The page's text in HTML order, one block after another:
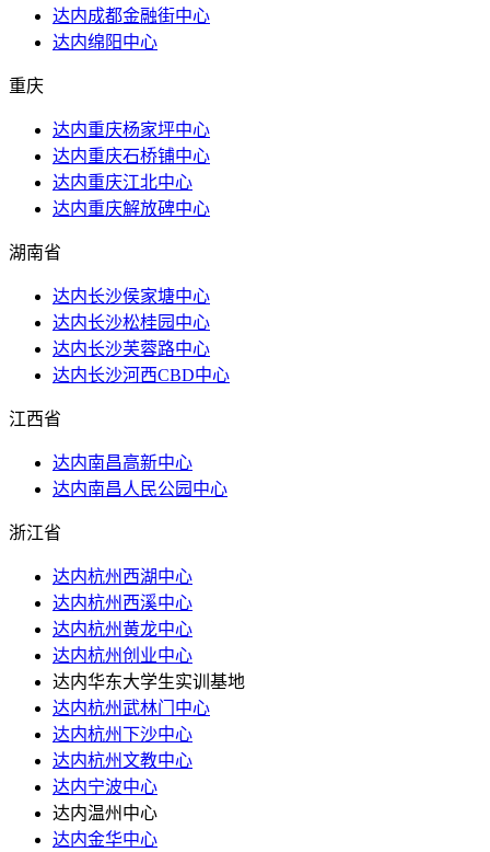
达内成都金融街中心
达内绵阳中心
重庆
达内重庆杨家坪中心
达内重庆石桥铺中心
达内重庆江北中心
达内重庆解放碑中心
湖南省
达内长沙侯家塘中心
达内长沙松桂园中心
达内长沙芙蓉路中心
达内长沙河西CBD中心
江西省
达内南昌高新中心
达内南昌人民公园中心
浙江省
达内杭州西湖中心
达内杭州西溪中心
达内杭州黄龙中心
达内杭州创业中心
达内华东大学生实训基地
达内杭州武林门中心
达内杭州下沙中心
达内杭州文教中心
达内宁波中心
达内温州中心
达内金华中心